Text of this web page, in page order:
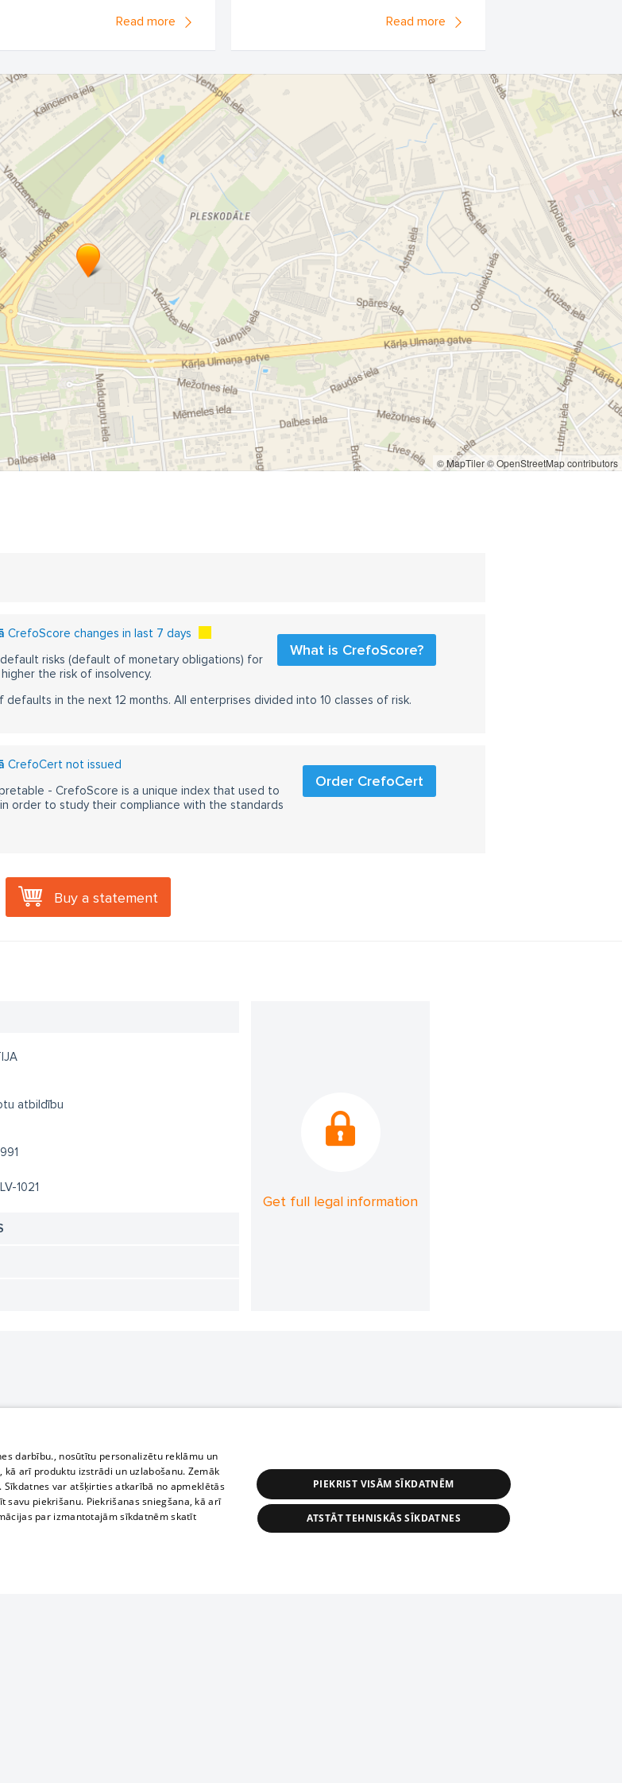
Read more
Read more
© MapTiler© OpenStreetMap contributors
CrefoScore changes in last 7 days
What is CrefoScore?
risks (default of monetary obligations) for
the risk of insolvency.
in the next 12 months. All enterprises divided into 10 classes of risk.
CrefoCert not issued
Order CrefoCert
- CrefoScore is a unique index that used to
order to study their compliance with the standards
Buy a statement
atbildību
1021
Get full legal information
darbību., nosūtītu personalizētu reklāmu un
arī produktu izstrādi un uzlabošanu. Zemāk
var atšķirties atkarībā no apmeklētās
piekrišanu. Piekrišanas sniegšana, kā arī
par izmantotajām sīkdatnēm skatīt
PIEKRIST VISĀM SĪKDATNĒM
ATSTĀT TEHNISKĀS SĪKDATNES